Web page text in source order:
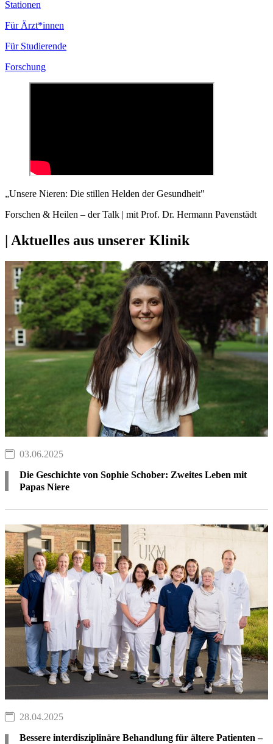
Stationen
Für Ärzt*innen
Für Studierende
Forschung
„Unsere Nieren: Die stillen Helden der Gesundheit"
Forschen & Heilen – der Talk | mit Prof. Dr. Hermann Pavenstädt
| Aktuelles aus unserer Klinik
03.06.2025
Die Geschichte von Sophie Schober: Zweites Leben mit
Papas Niere
28.04.2025
Bessere interdisziplinäre Behandlung für ältere Patienten –